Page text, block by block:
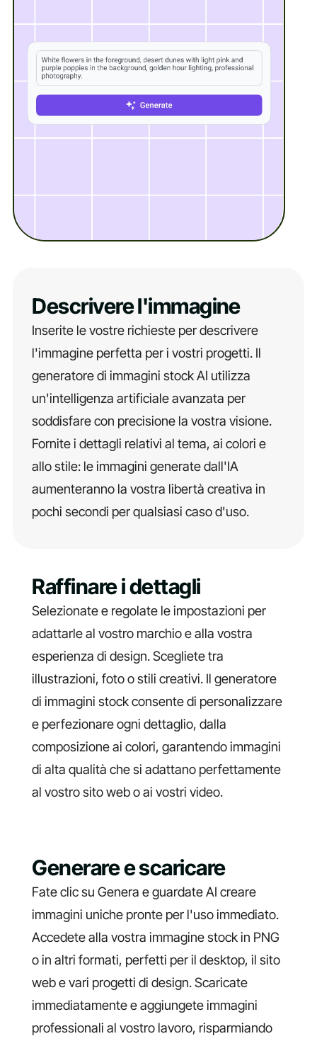
Descrivere l'immagine
Inserite le vostre richieste per descrivere
l'immagine perfetta per i vostri progetti. Il
generatore di immagini stock AI utilizza
un'intelligenza artificiale avanzata per
soddisfare con precisione la vostra visione.
Fornite i dettagli relativi al tema, ai colori e
allo stile: le immagini generate dall'IA
aumenteranno la vostra libertà creativa in
pochi secondi per qualsiasi caso d'uso.
Raffinare i dettagli
Selezionate e regolate le impostazioni per
adattarle al vostro marchio e alla vostra
esperienza di design. Scegliete tra
illustrazioni, foto o stili creativi. Il generatore
di immagini stock consente di personalizzare
e perfezionare ogni dettaglio, dalla
composizione ai colori, garantendo immagini
di alta qualità che si adattano perfettamente
al vostro sito web o ai vostri video.
Generare e scaricare
Fate clic su Genera e guardate AI creare
immagini uniche pronte per l'uso immediato.
Accedete alla vostra immagine stock in PNG
o in altri formati, perfetti per il desktop, il sito
web e vari progetti di design. Scaricate
immediatamente e aggiungete immagini
professionali al vostro lavoro, risparmiando